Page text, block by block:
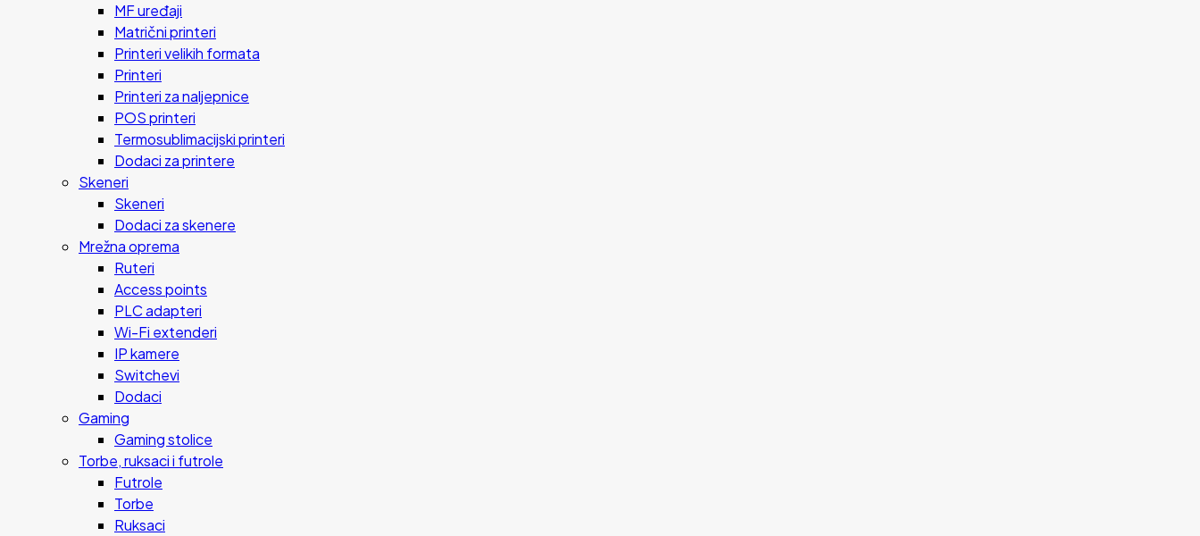
MF uređaji
Matrični printeri
Printeri velikih formata
Printeri
Printeri za naljepnice
POS printeri
Termosublimacijski printeri
Dodaci za printere
Skeneri
Skeneri
Dodaci za skenere
Mrežna oprema
Ruteri
Access points
PLC adapteri
Wi-Fi extenderi
IP kamere
Switchevi
Dodaci
Gaming
Gaming stolice
Torbe, ruksaci i futrole
Futrole
Torbe
Ruksaci